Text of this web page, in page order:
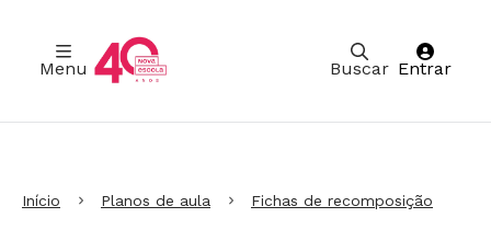
Buscar
Menu Entrar
Início Planos de aula Fichas de recomposição